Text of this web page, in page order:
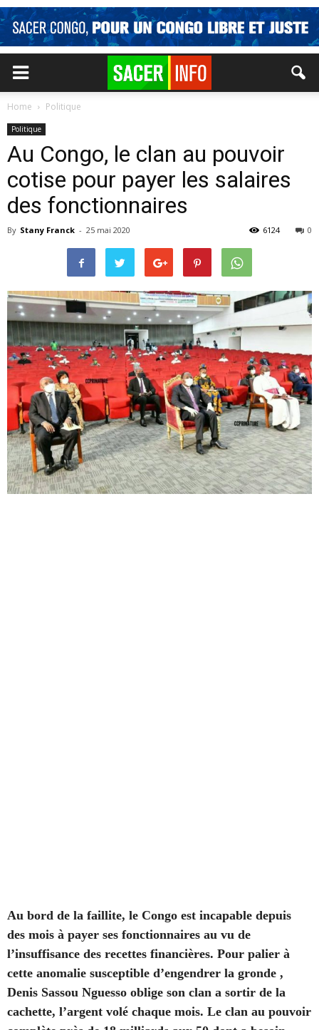
Home Politique
Politique
Au Congo, le clan au pouvoir
cotise pour payer les salaires
des fonctionnaires
By Stany Franck - 25 mai 2020 0
6124
Au bord de la faillite, le Congo est incapable depuis
des mois à payer ses fonctionnaires au vu de
l’insuffisance des recettes financières. Pour palier à
cette anomalie susceptible d’engendrer la gronde ,
Denis Sassou Nguesso oblige son clan a sortir de la
cachette, l’argent volé chaque mois. Le clan au pouvoir